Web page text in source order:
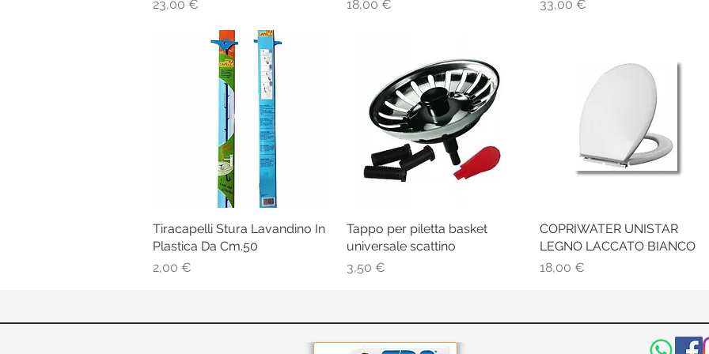
Prezzo
23,00 €
Prezzo
18,00 €
Prezzo
33,00 €
Vista rapida
Tiracapelli Stura Lavandino In
Plastica Da Cm.50
Prezzo
2,00 €
Vista rapida
Tappo per piletta basket
universale scattino
Prezzo
3,50 €
Vista rapida
COPRIWATER UNISTAR
LEGNO LACCATO BIANCO
Prezzo
18,00 €